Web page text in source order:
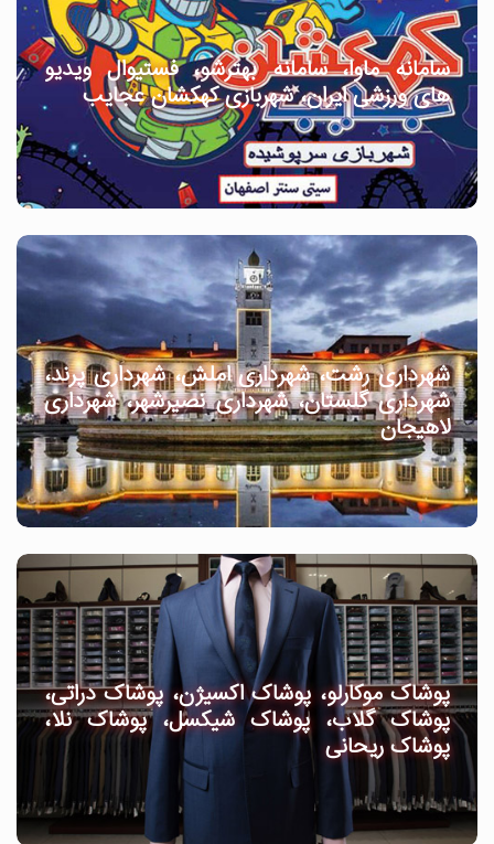
سامانه ماوا، سامانه بهترشو، فستیوال ویدیو
های ورزشی ایران، شهربازی کهکشان عجایب
شهرداری رشت، شهرداری املش، شهرداری پرند،
شهرداری گلستان، شهرداری نصیرشهر، شهرداری
لاهیجان
پوشاک موکارلو، پوشاک اکسیژن، پوشاک دراتی،
پوشاک گلاب، پوشاک شیکسل، پوشاک نلا،
پوشاک ریحانی